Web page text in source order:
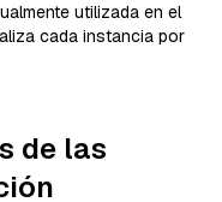
utilizada en el
cada instancia por
de las